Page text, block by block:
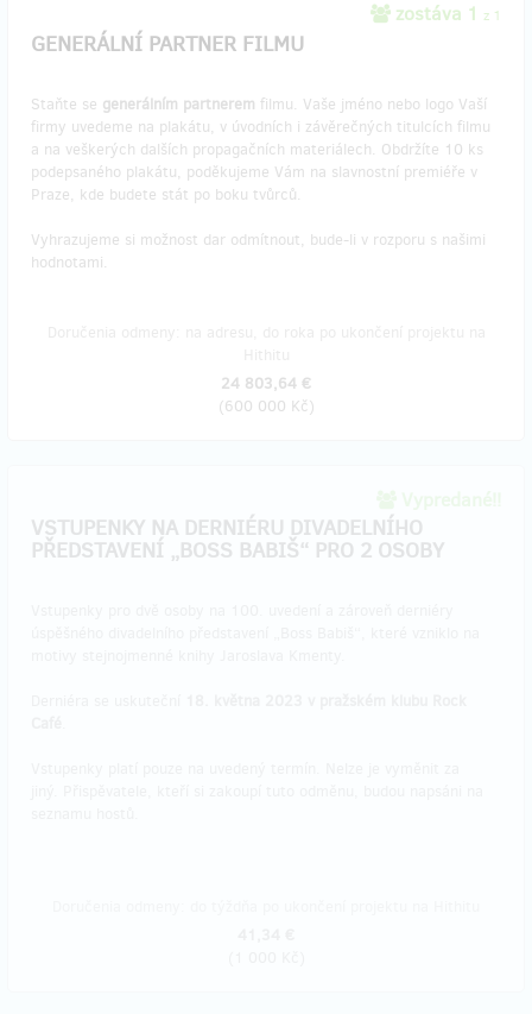
zostáva 1 z 1
GENERÁLNÍ PARTNER FILMU
Staňte se generálním partnerem filmu. Vaše jméno nebo logo Vaší
firmy uvedeme na plakátu, v úvodních i závěrečných titulcích filmu
a na veškerých dalších propagačních materiálech. Obdržíte 10 ks
podepsaného plakátu, poděkujeme Vám na slavnostní premiéře v
Praze, kde budete stát po boku tvůrců.
Vyhrazujeme si možnost dar odmítnout, bude-li v rozporu s našimi
hodnotami.
24 803,64 €
(600 000 Kč)
VSTUPENKY NA DERNIÉRU DIVADELNÍHO
PŘEDSTAVENÍ „BOSS BABIŠ“ PRO 2 OSOBY